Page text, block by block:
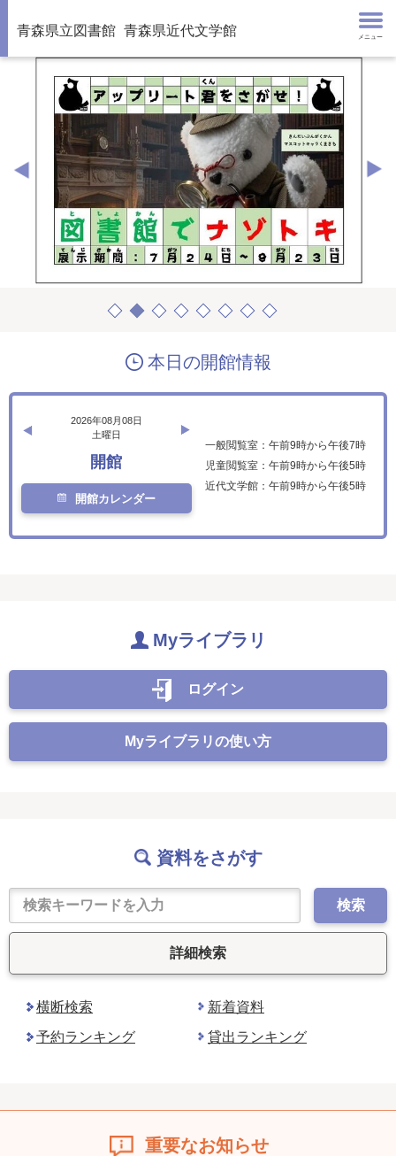
青森県立図書館 青森県近代文学館 メニュー
本日の開館情報
2026年08月08日
土曜日
開館
開館カレンダー
一般閲覧室：午前9時から午後7時
児童閲覧室：午前9時から午後5時
近代文学館：午前9時から午後5時
Myライブラリ
ログイン
Myライブラリの使い方
資料をさがす
検索
詳細検索
横断検索
新着資料
予約ランキング
貸出ランキング
重要なお知らせ